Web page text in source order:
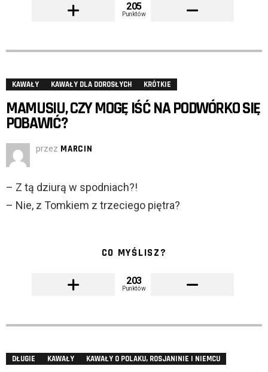
205
Punktów
KAWAŁY KAWAŁY DLA DOROSŁYCH KRÓTKIE
MAMUSIU, CZY MOGĘ IŚĆ NA PODWÓRKO SIĘ
POBAWIĆ?
przez MARCIN
– Z tą dziurą w spodniach?!
– Nie, z Tomkiem z trzeciego piętra?
CO MYŚLISZ?
203
Punktów
DŁUGIE KAWAŁY KAWAŁY O POLAKU, ROSJANINIE I NIEMCU